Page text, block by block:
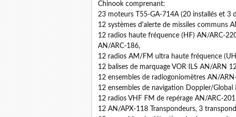
Chinook comprenant:
23 moteurs T55-GA-714A (20 installés et 3
12 systèmes d'alerte de missiles communs
12 radios haute fréquence (HF) AN/ARC-
AN/ARC-186,
12 radios AM/FM ultra haute fréquence
12 balises de marquage VOR ILS AN/ARN
12 ensembles de radiogoniomètres AN/
12 ensembles de navigation Doppler/
12 radios VHF FM de repérage AN/ARC-
12 AN/APX-118 Transpondeurs, 3